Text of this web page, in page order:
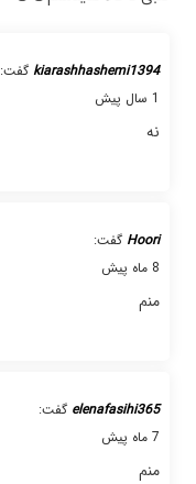
kiarashhashemi1394 گفت:
1 سال پیش
نه
Hoori گفت:
8 ماه پیش
منم
elenafasihi365 گفت:
7 ماه پیش
منم